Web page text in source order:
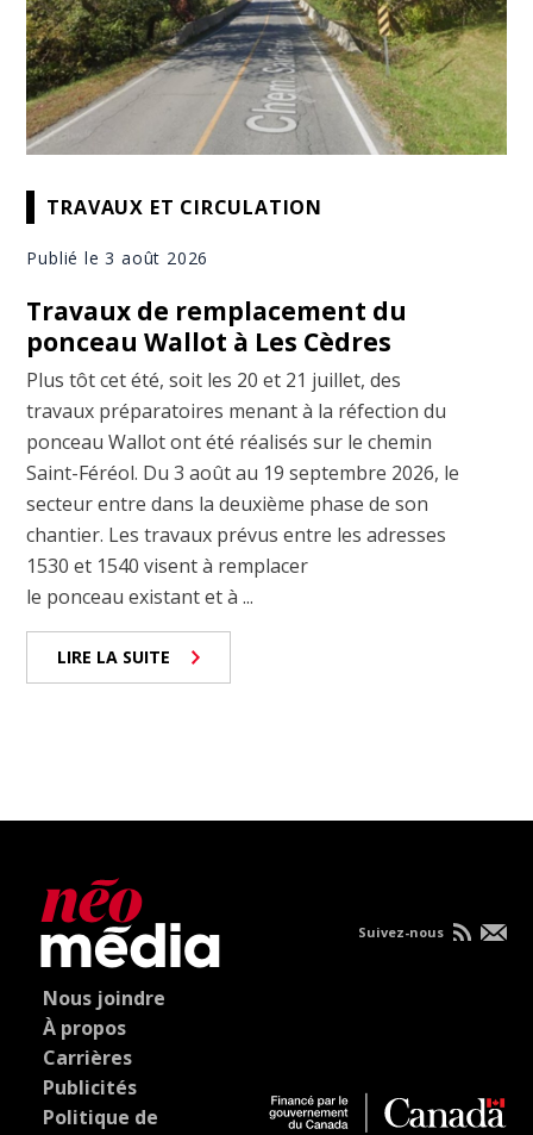
TRAVAUX ET CIRCULATION
Publié le 3 août 2026
Travaux de remplacement du
ponceau Wallot à Les Cèdres
Plus tôt cet été, soit les 20 et 21 juillet, des
travaux préparatoires menant à la réfection du
ponceau Wallot ont été réalisés sur le chemin
Saint-Féréol. Du 3 août au 19 septembre 2026, le
secteur entre dans la deuxième phase de son
chantier. Les travaux prévus entre les adresses
1530 et 1540 visent à remplacer
le ponceau existant et à ...
LIRE LA SUITE
Nous joindre
À propos
Carrières
Publicités
Politique de
Suivez-nous